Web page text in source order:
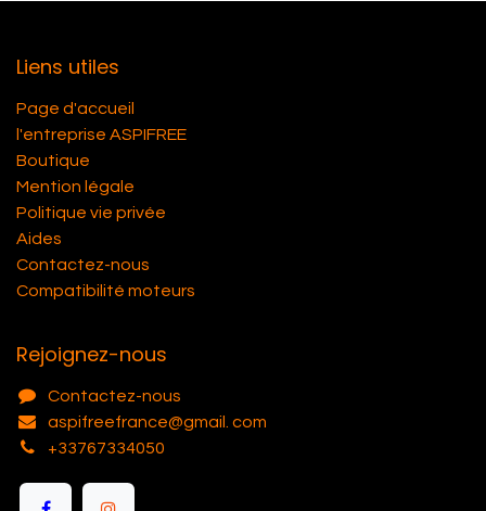
Liens utiles
Page d'accueil
l'entreprise ASPIFREE
Boutique
Mention légale
Politique vie privée
Aides
Contactez-nous
Compatibilité moteurs
Rejoignez-nous
Contactez-nous
aspifreefrance@gmail. com
+33767334050